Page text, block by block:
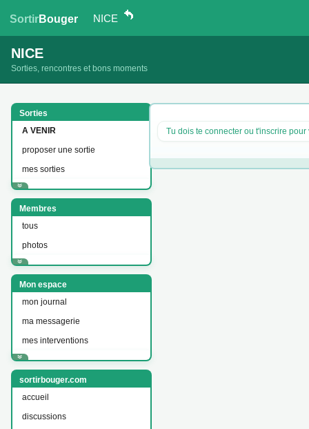
SortirBouger NICE
NICE
Sorties, rencontres et bons moments
Sorties
A VENIR
proposer une sortie
mes sorties
Membres
tous
photos
Mon espace
mon journal
ma messagerie
mes interventions
sortirbouger.com
accueil
discussions
Tu dois te connecter ou t'inscrire